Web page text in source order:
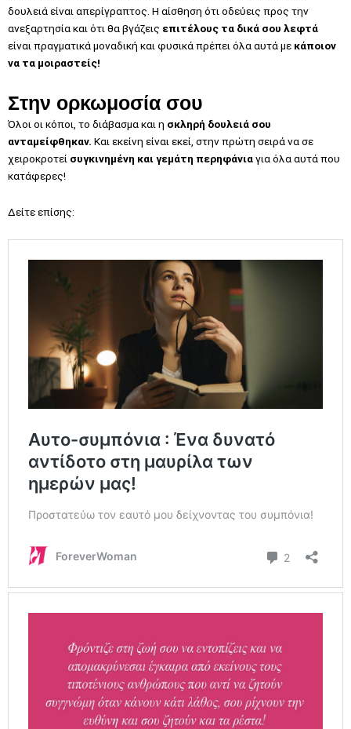
δουλειά είναι απερίγραπτος. Η αίσθηση ότι οδεύεις προς την
ανεξαρτησία και ότι θα βγάζεις επιτέλους τα δικά σου λεφτά
είναι πραγματικά μοναδική και φυσικά πρέπει όλα αυτά με κάποιον
να τα μοιραστείς!
Στην ορκωμοσία σου
Όλοι οι κόποι, το διάβασμα και η σκληρή δουλειά σου
ανταμείφθηκαν. Και εκείνη είναι εκεί, στην πρώτη σειρά να σε
χειροκροτεί συγκινημένη και γεμάτη περηφάνιαγια όλα αυτά που
κατάφερες!
Δείτε επίσης: